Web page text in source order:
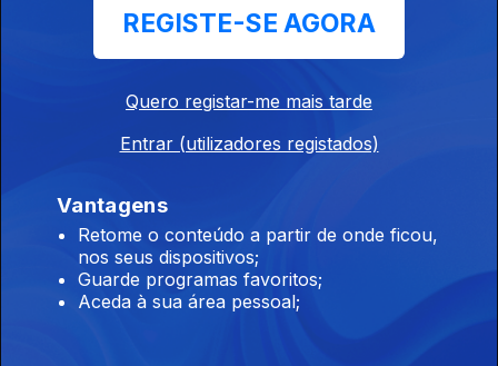
Zé Perdigão - "João Nada" (letra e música:
Paulo Praça - "Somos Livres" (letra e música:
Ermelinda Duarte)
REGISTE-SE AGORA
Quero registar-me mais tarde
Entrar (utilizadores registados)
Vantagens
Retome o conteúdo a partir de onde ficou,
nos seus dispositivos;
Guarde programas favoritos;
Aceda à sua área pessoal;